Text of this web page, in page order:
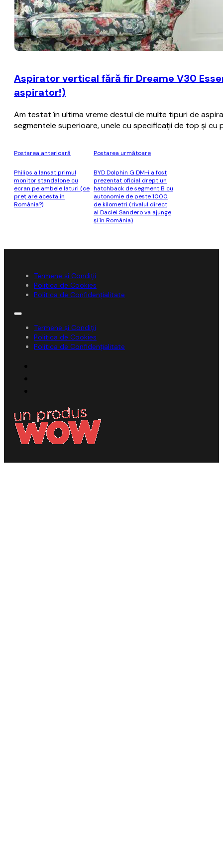
Aspirator vertical fără fir Dreame V30
aspirator!)
Am testat în ultima vreme destul de multe tipuri de
segmentele superioare, unele cu specificații de top și
Postarea anterioară
Philips a lansat primul
monitor standalone cu
ecran pe ambele laturi (ce
preţ are acesta în
România?)
Postarea următoare
BYD Dolphin G DM-i a fost
prezentat oficial drept un
hatchback de segment B cu
autonomie de peste 1000
de kilometri (rivalul direct
al Daciei Sandero va ajunge
şi în România)
Termene și Condiții
Politica de Cookies
Politica de Confidențialitate
Termene și Condiții
Politica de Cookies
Politica de Confidențialitate